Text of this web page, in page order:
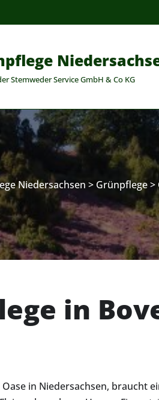
Stemweder Service GmbH & Co KG
Niedersachsen > Grünpflege>
in
in Niedersachsen, braucht